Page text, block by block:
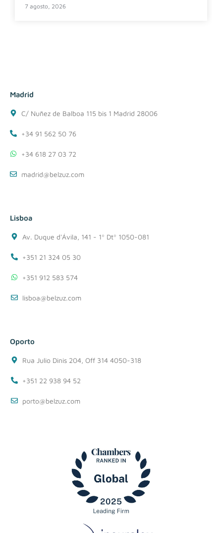
7 agosto, 2026
Madrid
C/ Nuñez de Balboa 115 bis 1 Madrid 28006
+34 91 562 50 76
+34 618 27 03 72
madrid@belzuz.com
Lisboa
Av. Duque d'Ávila, 141 - 1º Dtº 1050-081
+351 21 324 05 30
+351 912 583 574
lisboa@belzuz.com
Oporto
Rua Julio Dinis 204, Off 314 4050-318
+351 22 938 94 52
porto@belzuz.com